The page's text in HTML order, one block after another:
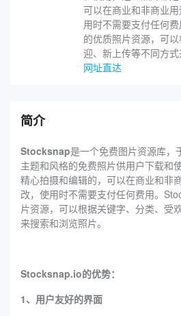
可以在商业和非商业
用时不需要支付任何
的优质照片资源，可
迎、新上传等不同方式
网址直达
简介
Stocksnap是一个免费图片资源库，
主题和风格的免费照片供用户下载和
精心拍摄和编辑的，可以在商业和非
改，使用时不需要支付任何费用。
片资源，可以根据关键字、分类、受
来搜索和浏览照片。
Stocksnap.io的优势：
1、用户友好的界面